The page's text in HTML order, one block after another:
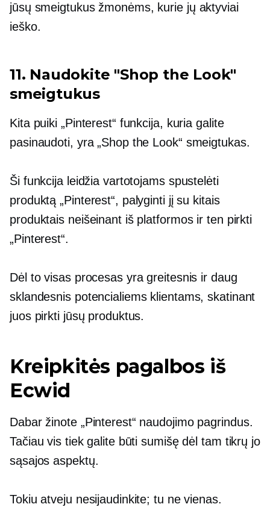
jūsų smeigtukus žmonėms, kurie jų aktyviai
ieško.
11. Naudokite "Shop the Look"
smeigtukus
Kita puiki „Pinterest“ funkcija, kuria galite
pasinaudoti, yra „Shop the Look“ smeigtukas.
Ši funkcija leidžia vartotojams spustelėti
produktą „Pinterest“, palyginti jį su kitais
produktais neišeinant iš platformos ir ten pirkti
„Pinterest“.
Dėl to visas procesas yra greitesnis ir daug
sklandesnis potencialiems klientams, skatinant
juos pirkti jūsų produktus.
Kreipkitės pagalbos iš
Ecwid
Dabar žinote „Pinterest“ naudojimo pagrindus.
Tačiau vis tiek galite būti sumišę dėl tam tikrų jo
sąsajos aspektų.
Tokiu atveju nesijaudinkite; tu ne vienas.